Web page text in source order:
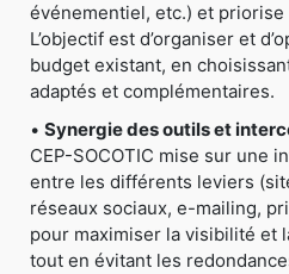
événementiel, etc.) et
L’objectif est d’organiser et
budget existant, en
adaptés et complémentaires.
• Synergie des outils et
CEP-SOCOTIC mise sur une
entre les différents leviers
réseaux sociaux, e-mailing,
pour maximiser la visibilité et
tout en évitant les